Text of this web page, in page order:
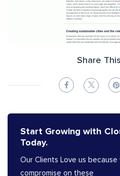
Share
Start Growing with
Today.
Our Clients Love us because
compromise on these